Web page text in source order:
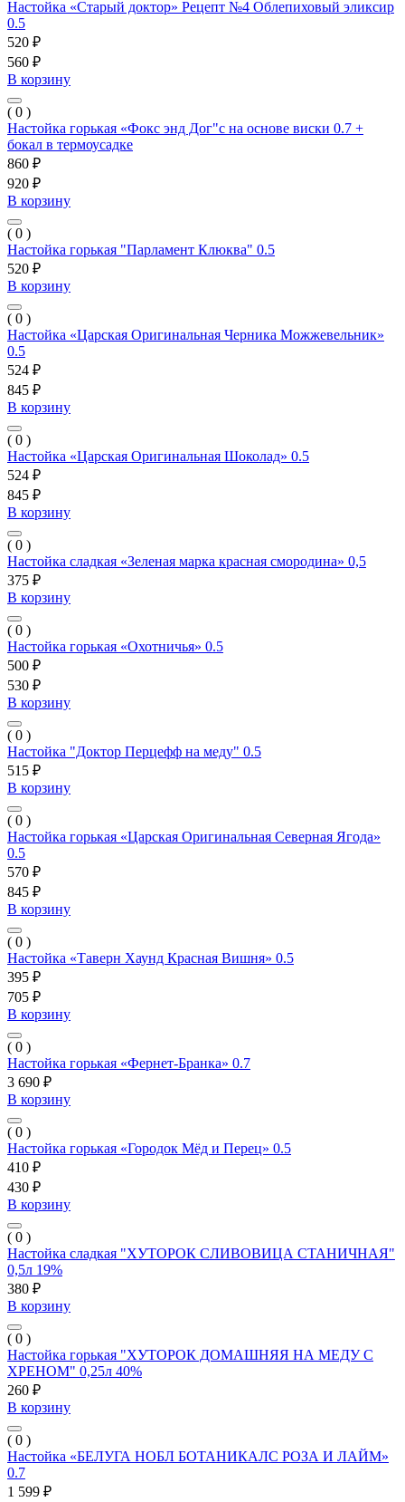
Настойка «Старый доктор» Рецепт №4 Облепиховый эликсир
0.5
520 ₽
560 ₽
В корзину
( 0 )
Настойка горькая «Фокс энд Дог"с на основе виски 0.7 +
бокал в термоусадке
860 ₽
920 ₽
В корзину
( 0 )
Настойка горькая "Парламент Клюква" 0.5
520 ₽
В корзину
( 0 )
Настойка «Царская Оригинальная Черника Можжевельник»
0.5
524 ₽
845 ₽
В корзину
( 0 )
Настойка «Царская Оригинальная Шоколад» 0.5
524 ₽
845 ₽
В корзину
( 0 )
Настойка сладкая «Зеленая марка красная смородина» 0,5
375 ₽
В корзину
( 0 )
Настойка горькая «Охотничья» 0.5
500 ₽
530 ₽
В корзину
( 0 )
Настойка "Доктор Перцефф на меду" 0.5
515 ₽
В корзину
( 0 )
Настойка горькая «Царская Оригинальная Северная Ягода»
0.5
570 ₽
845 ₽
В корзину
( 0 )
Настойка «Таверн Хаунд Красная Вишня» 0.5
395 ₽
705 ₽
В корзину
( 0 )
Настойка горькая «Фернет-Бранка» 0.7
3 690 ₽
В корзину
( 0 )
Настойка горькая «Городок Мёд и Перец» 0.5
410 ₽
430 ₽
В корзину
( 0 )
Настойка сладкая "ХУТОРОК СЛИВОВИЦА СТАНИЧНАЯ"
0,5л 19%
380 ₽
В корзину
( 0 )
Настойка горькая "ХУТОРОК ДОМАШНЯЯ НА МЕДУ С
ХРЕНОМ" 0,25л 40%
260 ₽
В корзину
( 0 )
Настойка «БЕЛУГА НОБЛ БОТАНИКАЛС РОЗА И ЛАЙМ»
0.7
1 599 ₽